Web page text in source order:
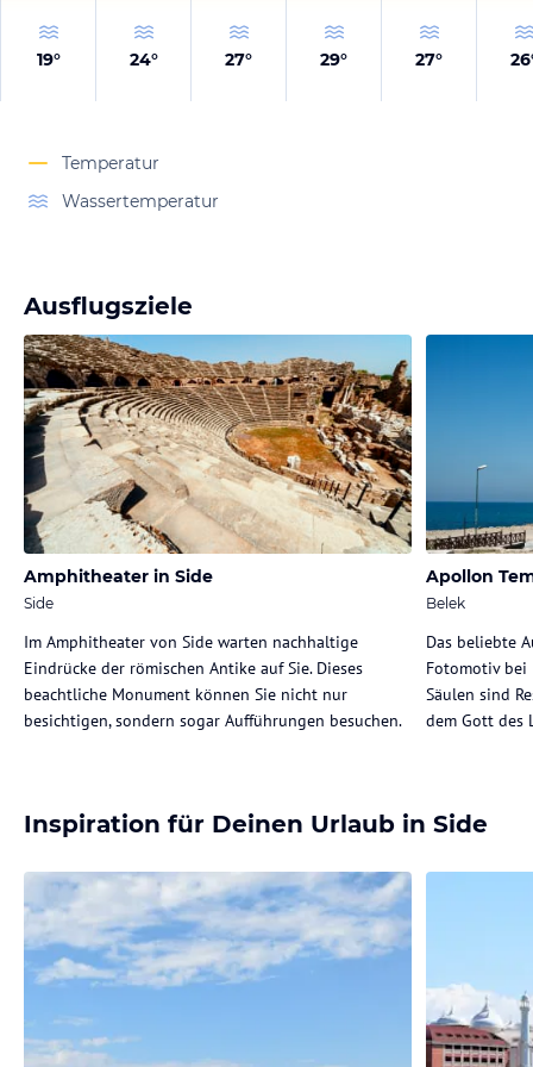
19° 24° 27° 29° 27° 26
Temperatur
Wassertemperatur
Ausflugsziele
Amphitheater in Side
Side
Im Amphitheater von Side warten nachhaltige
Eindrücke der römischen Antike auf Sie. Dieses
beachtliche Monument können Sie nicht nur
besichtigen, sondern sogar Aufführungen besuchen.
Apollon
Belek
Das beliebte
Fotomotiv bei
Säulen sind
dem Gott des
Inspiration für Deinen Urlaub in Side